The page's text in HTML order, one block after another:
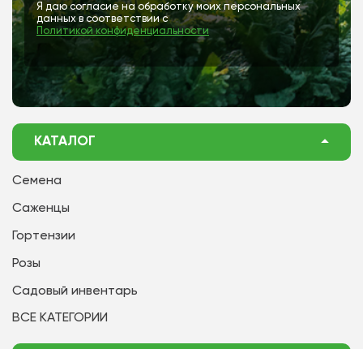
Я даю согласие на обработку моих персональных
данных в соответствии с
Политикой конфиденциальности
КАТАЛОГ
Семена
Саженцы
Гортензии
Розы
Садовый инвентарь
ВСЕ КАТЕГОРИИ